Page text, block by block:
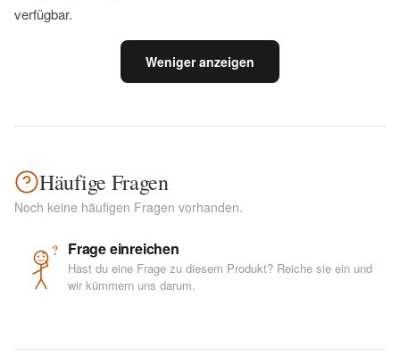
verfügbar.
Weniger anzeigen
Häufige Fragen
Noch keine häufigen Fragen vorhanden.
? Frage einreichen
Hast du eine Frage zu diesem Produkt? Reiche sie ein und
wir kümmern uns darum.